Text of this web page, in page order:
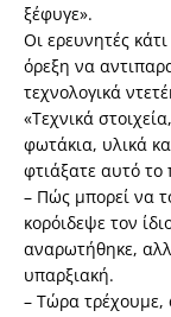
ξέφυγε».
Οι ερευνητές
όρεξη να
τεχνολογικά
«Τεχνικά
φωτάκια, υλικά
φτιάξατε αυτό το
– Πώς μπορεί να
κορόιδεψε τον
αναρωτήθηκε,
υπαρξιακή.
– Τώρα τρέχουμε,